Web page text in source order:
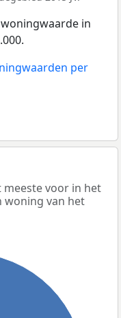
woningwaarde in
per
voor in het
woning van het